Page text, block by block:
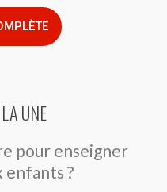
UNE
pour enseigner
enfants ?